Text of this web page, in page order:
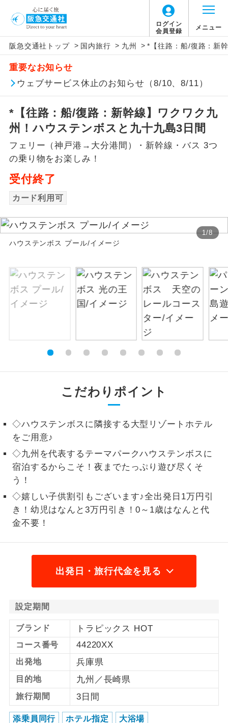
ログイン
会員登録
メニュー
阪急交通社トップ > 国内旅行 > 九州 > *【往路：船/復路：新
重要なお知らせ
ウェブサービス休止のお知らせ（8/10、8/11）
*【往路：船/復路：新幹線】ワクワク九
州！ハウステンボスと九十九島3日間
フェリー（神戸港→大分港間）・新幹線・バス 3つ
の乗り物をお楽しみ！
受付終了
カード利用可
1/8
ハウステンボス プール/イメージ
こだわりポイント
◇ハウステンボスに隣接する大型リゾートホテル
をご用意♪
◇九州を代表するテーマパークハウステンボスに
宿泊するからこそ！夜までたっぷり遊び尽くそ
う！
◇嬉しい子供割引もございます♪全出発日1万円引
き！幼児はなんと3万円引き！0～1歳はなんと代
金不要！
出発日・旅行代金を見る
設定期間
ブランド トラピックス HOT
コース番号 44220XX
出発地 兵庫県
目的地 九州／長崎県
旅行期間 3日間
添乗員同行 ホテル指定 大浴場
アイコン 説明
添乗員同行
往路出発空港（駅）から復路到着空港
（駅）まで同行します。
現地添乗員同
行
現地到着空港（駅）から最終日出発空港
（駅）まで添乗員が同行します。
バスガイド乗
務
バスガイドが乗務し、車内での観光案内
があります。
新コース
世界遺産
然遺産を訪ねるコースです。
絶景 絶景スポットに立ち寄るコースです。
温泉 温泉地にも宿泊するコースです。
露天風呂
ご宿泊ホテルに露天風呂が付いていま
ご宿泊ホテルに大浴場が付いています。
全食事付き
事の心配はいりません。（機内食を除
お部屋にてゆっくりとお召し上がりいた
トラベルイヤ
をじっくり聞くことができます。
1名様催行
1名様から出発可能な個人型プランで
2名様催行
2名様から出発可能な個人型プランで
す。
1名様1室同代
1名様1室利用でも追加料金がかからない
コースです。
ご夫婦限定
す。
女性限定
女性限定でご参加いただけるコースで
す。
年齢制限あり
ご参加にあたり年齢に制限があるコース
です。
利用航空会社が指定なので、ご出発の計
画にとても便利です。